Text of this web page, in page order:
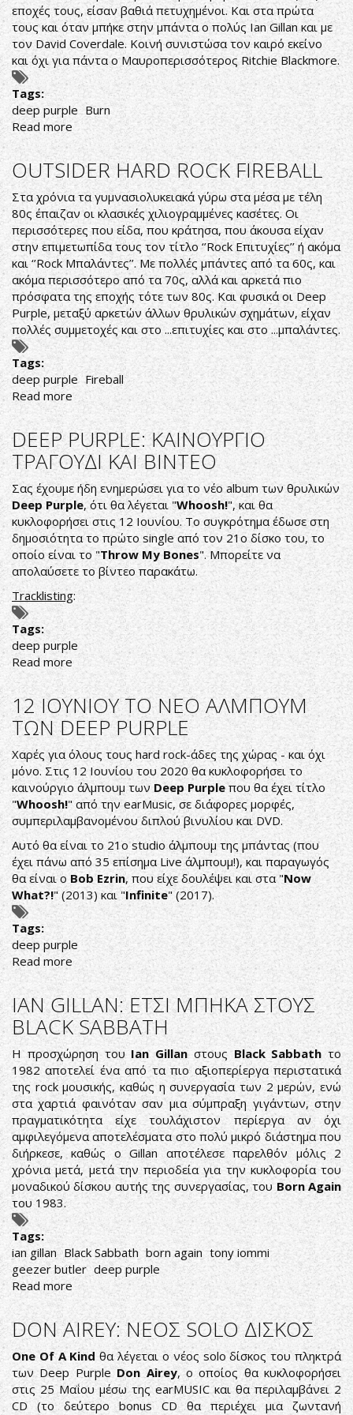
εποχές τους, είσαν βαθιά πετυχημένοι. Και στα πρώτα
τους και όταν μπήκε στην μπάντα ο πολύς Ian Gillan και με
τον David Coverdale. Κοινή συνιστώσα τον καιρό εκείνο
και όχι για πάντα ο Μαυροπερισσότερος Ritchie Blackmore.
Tags:
deep purple Burn
Read more about
DEEP
PURPLE
=
DEEP
BURN
OUTSIDER HARD ROCK FIREBALL
Στα χρόνια τα γυμνασιολυκειακά γύρω στα μέσα με τέλη
80ς έπαιζαν οι κλασικές χιλιογραμμένες κασέτες. Οι
περισσότερες που είδα, που κράτησα, που άκουσα είχαν
στην επιμετωπίδα τους τον τίτλο ‘’Rock Επιτυχίες’’ ή ακόμα
και ‘’Rock Μπαλάντες’’. Με πολλές μπάντες από τα 60ς, και
ακόμα περισσότερο από τα 70ς, αλλά και αρκετά πιο
πρόσφατα της εποχής τότε των 80ς. Και φυσικά οι Deep
Purple, μεταξύ αρκετών άλλων θρυλικών σχημάτων, είχαν
πολλές συμμετοχές και στο ...επιτυχίες και στο ...μπαλάντες.
Tags:
deep purple Fireball
Read more about
OUTSIDER
HARD
ROCK
FIREBALL
DEEP PURPLE: KAINOYΡΓΙΟ
ΤΡΑΓΟΥΔΙ ΚΑΙ ΒΙΝΤΕΟ
Σας έχουμε ήδη ενημερώσει για το νέο album των θρυλικών
Deep Purple, ότι θα λέγεται "Whoosh!", και θα
κυκλοφορήσει στις 12 Ιουνίου. To συγκρότημα έδωσε στη
δημοσιότητα το πρώτο single από τον 21ο δίσκο του, το
οποίο είναι το "Throw My Bones". Μπορείτε να
απολαύσετε το βίντεο παρακάτω.
Τracklisting:
Tags:
deep purple
Read more about
DEEP
PURPLE:
KAINOYΡΓΙΟ
ΤΡΑΓΟΥΔΙ
ΚΑΙ
ΒΙΝΤΕΟ
12 ΙΟΥΝΙΟΥ ΤΟ ΝΕΟ AΛΜΠΟΥΜ
ΤΩΝ DEEP PURPLE
Χαρές για όλους τους hard rock-άδες της χώρας - και όχι
μόνο. Στις 12 Ιουνίου του 2020 θα κυκλοφορήσει το
καινούργιο άλμπουμ τωνDeep Purpleπου θα έχει τίτλο
"Whoosh!" από την earMusic, σε διάφορες μορφές,
συμπεριλαμβανομένου διπλού βινυλίου και DVD.
Αυτό θα είναι το 21ο studio άλμπουμ της μπάντας (που
έχει πάνω από 35 επίσημα Live άλμπουμ!), και παραγωγός
θα είναι ο Bob Ezrin, που είχε δουλέψει και στα "Now
What?!" (2013) και "Infinite" (2017).
Tags:
deep purple
Read moreabout
12
ΙΟΥΝΙΟΥ
ΤΟ
ΝΕΟ
AΛΜΠΟΥΜ
ΤΩΝ
DEEP
PURPLE
IAN GILLAN: ΕΤΣΙ ΜΠΗΚΑ ΣΤΟΥΣ
BLACK SABBATH
Η προσχώρηση του Ian Gillanστους Black Sabbath το
1982 αποτελεί ένα από τα πιο αξιοπερίεργα περιστατικά
της rock μουσικής, καθώς η συνεργασία των 2 μερών, ενώ
στα χαρτιά φαινόταν σαν μια σύμπραξη γιγάντων, στην
πραγματικότητα είχε τουλάχιστον περίεργα αν όχι
αμφιλεγόμενα αποτελέσματα στο πολύ μικρό διάστημα που
διήρκεσε, καθώς ο Gillan αποτέλεσε παρελθόν μόλις 2
χρόνια μετά, μετά την περιοδεία για την κυκλοφορία του
μοναδικού δίσκου αυτής της συνεργασίας, του Born Again
του 1983.
Tags:
ian gillan Black Sabbath born again tony iommi
geezer butler deep purple
Read more about
IAN
GILLAN:
ΕΤΣΙ
ΜΠΗΚΑ
ΣΤΟΥΣ
BLACK
SABBATH
DON AIREY: ΝΕΟΣ SOLO ΔΙΣΚΟΣ
One Of A Kind θα λέγεται ο νέος solo δίσκος του πληκτρά
των Deep PurpleDon Airey, ο οποίος θα κυκλοφορήσει
στις 25 Μαΐου μέσω της earMUSIC και θα περιλαμβάνει 2
CD (το δεύτερο bonus CD θα περιέχει μια ζωντανή